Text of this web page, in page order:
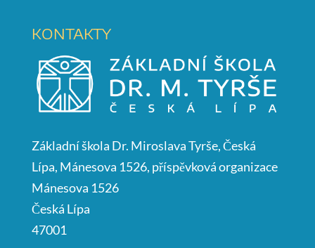
KONTAKTY
Základní škola Dr. Miroslava Tyrše, Česká
Lípa, Mánesova 1526, příspěvková organizace
Mánesova 1526
Česká Lípa
47001